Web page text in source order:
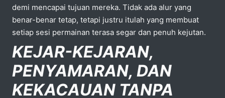
demi mencapai tujuan mereka. Tidak ada alur yang
benar-benar tetap, tetapi justru itulah yang membuat
setiap sesi permainan terasa segar dan penuh kejutan.
KEJAR-KEJARAN,
PENYAMARAN, DAN
KEKACAUAN TANPA